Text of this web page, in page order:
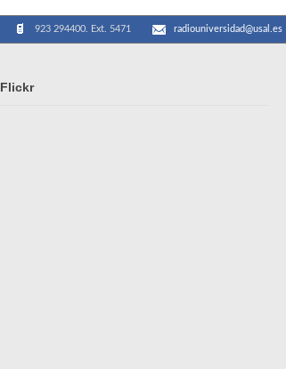
923 294400. Ext. 5471 radiouniversidad@usal.es
Flickr